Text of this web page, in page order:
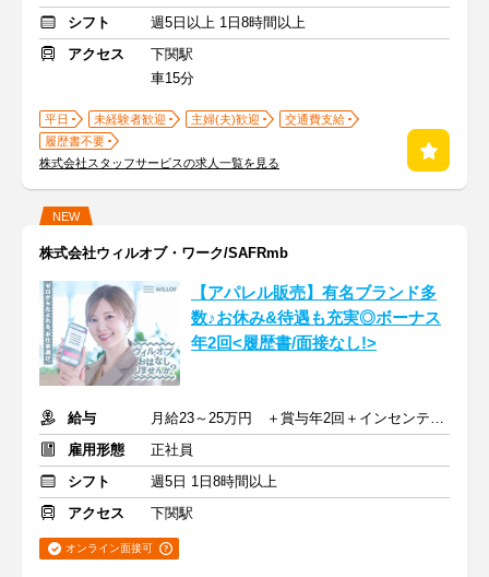
シフト
週5日以上 1日8時間以上
アクセス
下関駅
車15分
平日 未経験者歓迎 主婦(夫)歓迎
交通費支給
履歴書不要
株式会社スタッフサービスの求人一覧を見る
NEW
株式会社ウィルオブ・ワーク/SAFRmb
【アパレル販売】有名ブランド多
数♪お休み&待遇も充実◎ボーナス
年2回<履歴書/面接なし!>
給与
月給23～25万円 ＋賞与年2回＋インセンティブ＋交通費
雇用形態
正社員
シフト
週5日 1日8時間以上
アクセス
下関駅
オンライン面接可